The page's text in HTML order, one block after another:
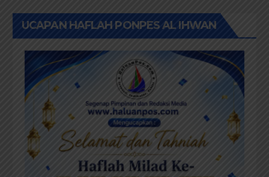
UCAPAN HAFLAH PONPES AL IHWAN